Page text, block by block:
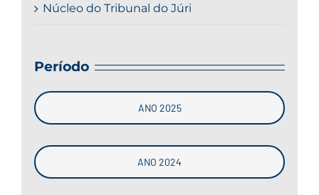
Núcleo do Tribunal do Júri
Período
ANO 2025
ANO 2024